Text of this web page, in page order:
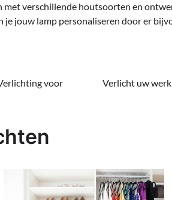
verschillende houtsoorten en
je jouw lamp personaliseren door er
voor
Verlicht uw